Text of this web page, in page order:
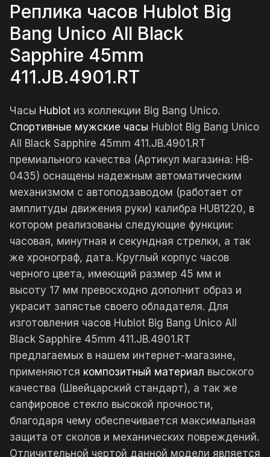
Реплика часов Hublot Big
Bang Unico All Black
Sapphire 45mm
411.JB.4901.RT
Часы Hublot из коллекции Big Bang Unico.
Спортивные мужские часы Hublot Big Bang Unico
All Black Sapphire 45mm 411.JB.4901.RT
премиального качества (Артикул магазина: HB-
0435) оснащены надежным автоматическим
механизмом с автоподзаводом (работает от
амплитуды движения руки) калибра HUB1220, в
котором реализованы следующие функции:
часовая, минутная и секундная стрелки, а так
же хронограф, дата. Круглый корпус часов
черного цвета, имеющий размер 45 мм и
высоту 17 мм превосходно дополнит образ и
украсит запястье своего обладателя. Для
изготовления часов Hublot Big Bang Unico All
Black Sapphire 45mm 411.JB.4901.RT
предлагаемых в нашем интернет-магазине,
применяются композитный материал высокого
качества (Швейцарский стандарт), а так же
сапфировое стекло высокой прочности,
благодаря чему обеспечивается максимальная
защита от сколов и механических повреждений.
Отличительной чертой данной модели является